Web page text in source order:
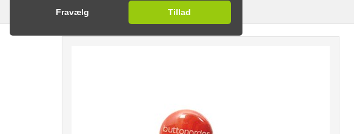
Fravælg Tillad
Badges Nålelås-badges